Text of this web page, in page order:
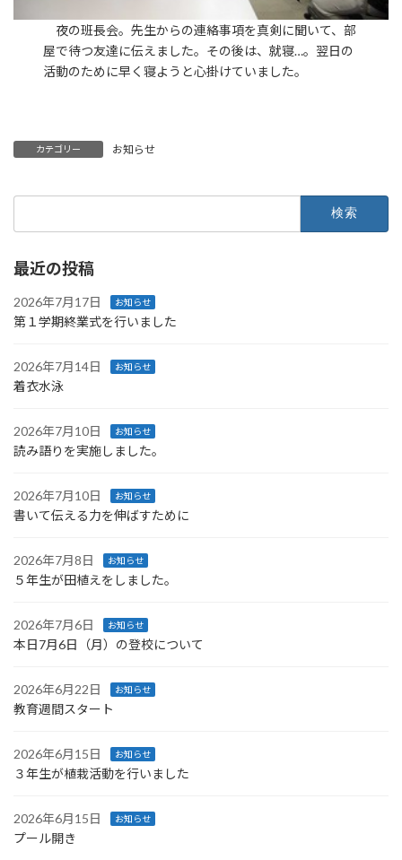
夜の班長会。先生からの連絡事項を真剣に聞いて、部
屋で待つ友達に伝えました。その後は、就寝…。翌日の
活動のために早く寝ようと心掛けていました。
カテゴリー お知らせ
最近の投稿
2026年7月17日 お知らせ
第１学期終業式を行いました
2026年7月14日 お知らせ
着衣水泳
2026年7月10日 お知らせ
読み語りを実施しました。
2026年7月10日 お知らせ
書いて伝える力を伸ばすために
2026年7月8日 お知らせ
５年生が田植えをしました。
2026年7月6日 お知らせ
本日7月6日（月）の登校について
2026年6月22日 お知らせ
教育週間スタート
2026年6月15日 お知らせ
３年生が植栽活動を行いました
2026年6月15日 お知らせ
プール開き